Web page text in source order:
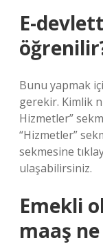
E-
Bunu yapmak
gerekir. Kimlik
Hizmetler”
“Hizmetler”
sekmesine
ulaşabilirsiniz.
Emekli
maaş